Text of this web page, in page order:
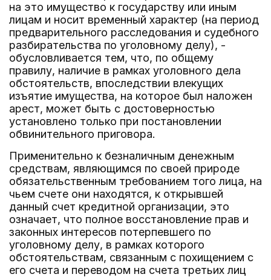
на это имущество к государству или иным
лицам и носит временный характер (на период
предварительного расследования и судебного
разбирательства по уголовному делу), -
обусловливается тем, что, по общему
правилу, наличие в рамках уголовного дела
обстоятельств, впоследствии влекущих
изъятие имущества, на которое был наложен
арест, может быть с достоверностью
установлено только при постановлении
обвинительного приговора.
Применительно к безналичным денежным
средствам, являющимся по своей природе
обязательственным требованием того лица, на
чьем счете они находятся, к открывшей
данный счет кредитной организации, это
означает, что полное восстановление прав и
законных интересов потерпевшего по
уголовному делу, в рамках которого
обстоятельствам, связанным с похищением с
его счета и переводом на счета третьих лиц